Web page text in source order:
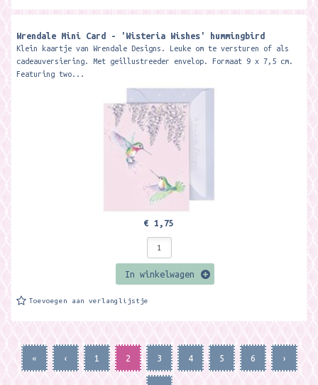
Wrendale Mini Card - 'Wisteria Wishes' hummingbird
Klein kaartje van Wrendale Designs. Leuke om te versturen of als
cadeauversiering. Met geillustreeder envelop. Formaat 9 x 7,5 cm.
Featuring two...
€ 1,75
In winkelwagen
Toevoegen aan verlanglijstje
« ‹ 1 2 3 4 5 6 ›